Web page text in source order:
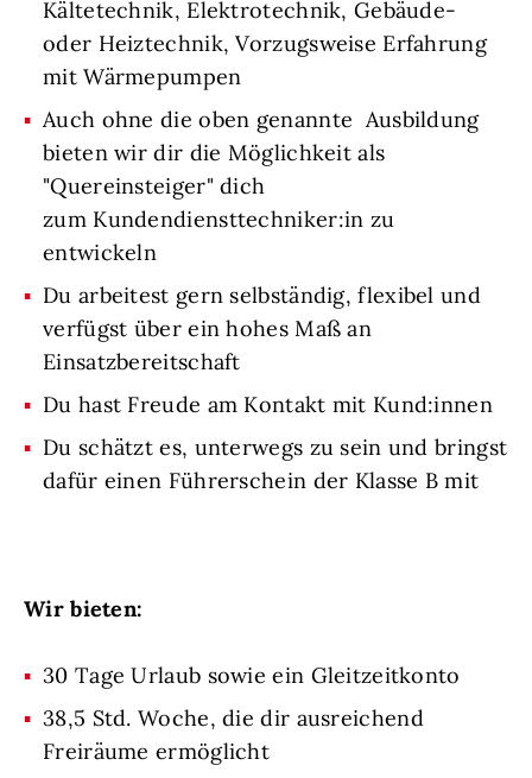
Kältetechnik, Elektrotechnik, Gebäude-
oder Heiztechnik, Vorzugsweise Erfahrung
mit Wärmepumpen
Auch ohne die oben genannte Ausbildung
bieten wir dir die Möglichkeit als
"Quereinsteiger" dich
zum Kundendiensttechniker:in zu
entwickeln
Du arbeitest gern selbständig, flexibel und
verfügst über ein hohes Maß an
Einsatzbereitschaft
Du hast Freude am Kontakt mit Kund:innen
Du schätzt es, unterwegs zu sein und bringst
dafür einen Führerschein der Klasse B mit
Wir bieten:
30 Tage Urlaub sowie ein Gleitzeitkonto
38,5 Std. Woche, die dir ausreichend
Freiräume ermöglicht